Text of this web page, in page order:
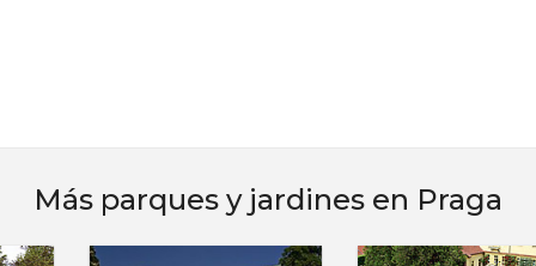
Más parques y jardines en Praga